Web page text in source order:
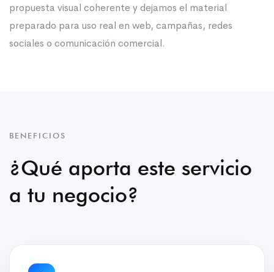
propuesta visual coherente y dejamos el material
preparado para uso real en web, campañas, redes
sociales o comunicación comercial.
BENEFICIOS
¿Qué aporta este servicio
a tu negocio?